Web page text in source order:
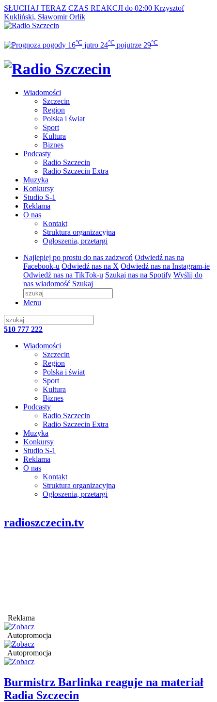
SŁUCHAJ TERAZ CZAS REAKCJI do 02:00 Krzysztof
Kukliński, Sławomir Orlik
16°C jutro 24°C pojutrze 29°C
Wiadomości
Szczecin
Region
Polska i świat
Sport
Kultura
Biznes
Podcasty
Radio Szczecin
Radio Szczecin Extra
Muzyka
Konkursy
Studio S-1
Reklama
O nas
Kontakt
Struktura organizacyjna
Ogłoszenia, przetargi
Najlepiej po prostu do nas zadzwoń Odwiedź nas na
Facebook-u Odwiedź nas na X Odwiedź nas na Instagram-ie
Odwiedź nas na TikTok-u Szukaj nas na Spotify Wyślij do
nas wiadomość Szukaj
Menu
510 777 222
Wiadomości
Szczecin
Region
Polska i świat
Sport
Kultura
Biznes
Podcasty
Radio Szczecin
Radio Szczecin Extra
Muzyka
Konkursy
Studio S-1
Reklama
O nas
Kontakt
Struktura organizacyjna
Ogłoszenia, przetargi
radioszczecin.tv
Reklama
Autopromocja
Autopromocja
Burmistrz Barlinka reaguje na materiał
Radia Szczecin